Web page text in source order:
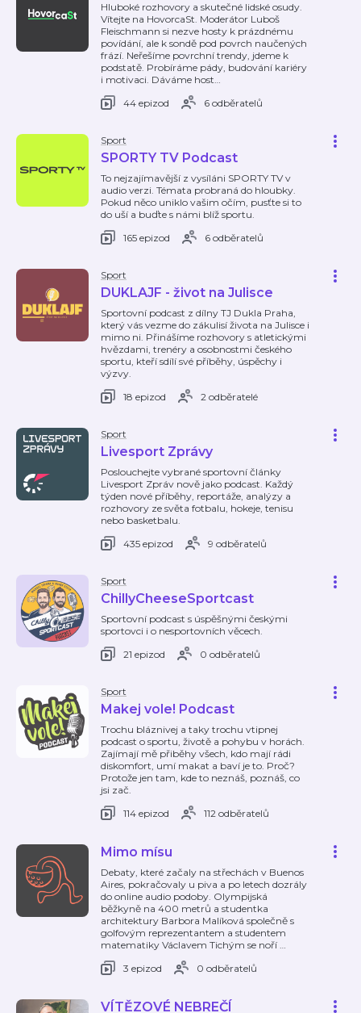
Hluboké rozhovory a skutečné lidské osudy.
Vítejte na HovorcaSt. Moderátor Luboš
Fleischmann si nezve hosty k prázdnému
povídání, ale k sondě pod povrch naučených
frází. Neřešíme povrchní trendy, jdeme k
podstatě. Probíráme pády, budování kariéry
i motivaci. Dáváme host…
44 epizod
6 odběratelů
Sport
SPORTY TV Podcast
To nejzajímavější z vysíláni SPORTY TV v
audio verzi. Témata probraná do hloubky.
Pokud něco uniklo vašim očím, pusťte si to
do uší a buďte s námi blíž sportu.
165 epizod
6 odběratelů
Sport
DUKLAJF - život na Julisce
Sportovní podcast z dílny TJ Dukla Praha,
který vás vezme do zákulisí života na Julisce i
mimo ni. Přinášíme rozhovory s atletickými
hvězdami, trenéry a osobnostmi českého
sportu, kteří sdílí své příběhy, úspěchy i
výzvy.
18 epizod
2 odběratelé
Sport
Livesport Zprávy
Poslouchejte vybrané sportovní články
Livesport Zpráv nově jako podcast. Každý
týden nové příběhy, reportáže, analýzy a
rozhovory ze světa fotbalu, hokeje, tenisu
nebo basketbalu.
435 epizod
9 odběratelů
Sport
ChillyCheeseSportcast
Sportovní podcast s úspěšnými českými
sportovci i o nesportovních věcech.
21 epizod
0 odběratelů
Sport
Makej vole! Podcast
Trochu bláznivej a taky trochu vtipnej
podcast o sportu, životě a pohybu v horách.
Zajímají mě přiběhy všech, kdo mají rádi
diskomfort, umí makat a baví je to. Proč?
Protože jen tam, kde to neznáš, poznáš, co
jsi zač.
114 epizod
112 odběratelů
Mimo mísu
Debaty, které začaly na střechách v Buenos
Aires, pokračovaly u piva a po letech dozrály
do online audio podoby. Olympijská
běžkyně na 400 metrů a studentka
architektury Barbora Malíková společně s
golfovým reprezentantem a studentem
matematiky Václavem Tichým se noří …
3 epizod
0 odběratelů
VÍTĚZOVÉ NEBREČÍ